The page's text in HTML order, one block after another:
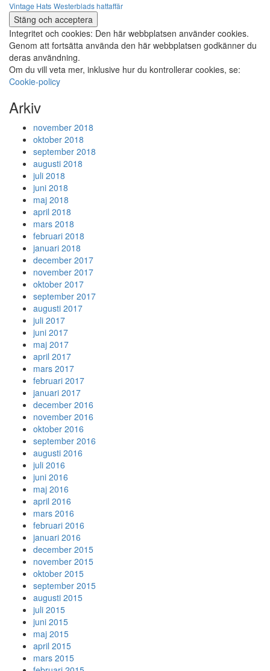
Vintage Hats Westerblads hattaffär
Integritet och cookies: Den här webbplatsen använder cookies.
Genom att fortsätta använda den här webbplatsen godkänner du
deras användning.
Om du vill veta mer, inklusive hur du kontrollerar cookies, se:
Cookie-policy
Arkiv
november 2018
oktober 2018
september 2018
augusti 2018
juli 2018
juni 2018
maj 2018
april 2018
mars 2018
februari 2018
januari 2018
december 2017
november 2017
oktober 2017
september 2017
augusti 2017
juli 2017
juni 2017
maj 2017
april 2017
mars 2017
februari 2017
januari 2017
december 2016
november 2016
oktober 2016
september 2016
augusti 2016
juli 2016
juni 2016
maj 2016
april 2016
mars 2016
februari 2016
januari 2016
december 2015
november 2015
oktober 2015
september 2015
augusti 2015
juli 2015
juni 2015
maj 2015
april 2015
mars 2015